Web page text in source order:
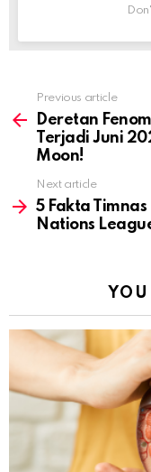
more
Previous article
Deretan
Terjadi Juni
Moon!
Next article
5 Fakta
Nations